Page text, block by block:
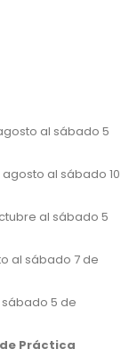
al sábado 5
al sábado 10
al sábado 5
al sábado 7 de
5 de
Práctica